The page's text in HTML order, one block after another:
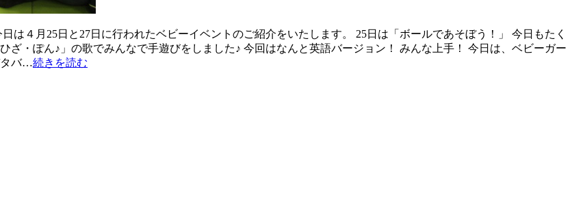
は４月25日と27日に行われたベビーイベントのご紹介をいたします。 25日は「ボールであそぼう！」 今日もたく
ざ・ぽん♪」の歌でみんなで手遊びをしました♪ 今回はなんと英語バージョン！ みんな上手！ 今日は、ベビーガー
タバ…続きを読む